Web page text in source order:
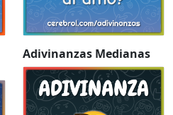
Adivinanzas Medianas